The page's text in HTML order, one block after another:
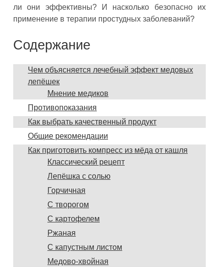
ли они эффективны? И насколько безопасно их
применение в терапии простудных заболеваний?
Содержание
Чем объясняется лечебный эффект медовых
лепёшек
Мнение медиков
Противопоказания
Как выбрать качественный продукт
Общие рекомендации
Как приготовить компресс из мёда от кашля
Классический рецепт
Лепёшка с солью
Горчичная
С творогом
С картофелем
Ржаная
С капустным листом
Медово-хвойная